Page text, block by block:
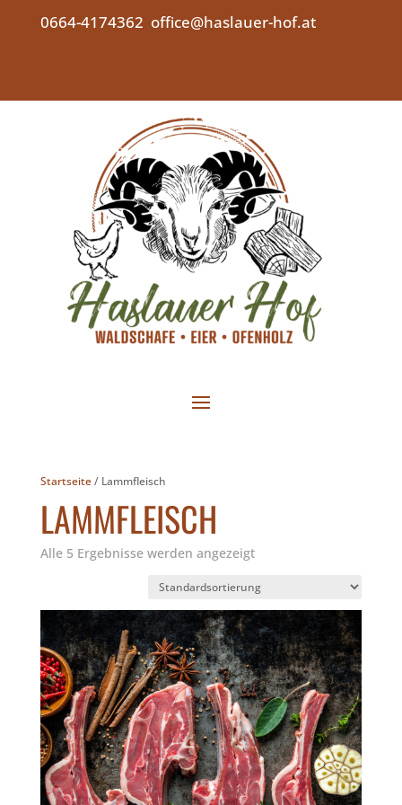
0664-4174362 office@haslauer-hof.at
Startseite/ Lammfleisch
LAMMFLEISCH
Alle 5 Ergebnisse werden angezeigt